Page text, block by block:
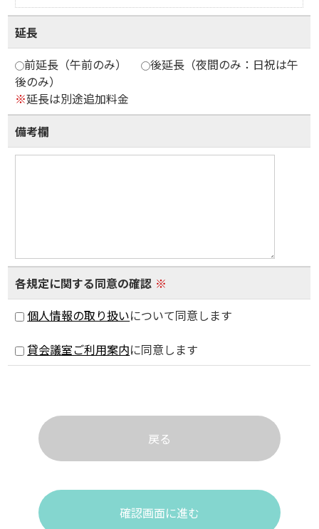
延長
前延長（午前のみ）
後延長（夜間のみ：日祝は午
後のみ）
※延長は別途追加料金
備考欄
各規定に関する同意の確認 ※
個人情報の取り扱いについて同意します
貸会議室ご利用案内に同意します
戻る
確認画面に進む